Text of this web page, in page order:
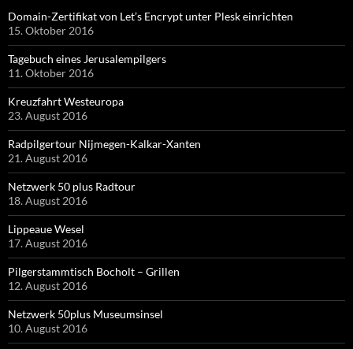
Domain-Zertifikat von Let’s Encrypt unter Plesk einrichten
15. Oktober 2016
Tagebuch eines Jerusalempilgers
11. Oktober 2016
Kreuzfahrt Westeuropa
23. August 2016
Radpilgertour Nijmegen-Kalkar-Xanten
21. August 2016
Netzwerk 50 plus Radtour
18. August 2016
Lippeaue Wesel
17. August 2016
Pilgerstammtisch Bocholt – Grillen
12. August 2016
Netzwerk 50plus Museumsinsel
10. August 2016